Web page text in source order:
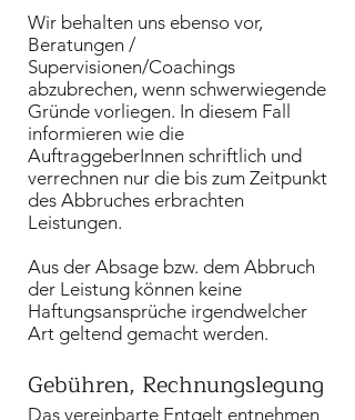
Wir behalten uns ebenso vor,
Beratungen /
Supervisionen/Coachings
abzubrechen, wenn schwerwiegende
Gründe vorliegen. In diesem Fall
informieren wie die
AuftraggeberInnen schriftlich und
verrechnen nur die bis zum Zeitpunkt
des Abbruches erbrachten
Leistungen.
Aus der Absage bzw. dem Abbruch
der Leistung können keine
Haftungsansprüche irgendwelcher
Art geltend gemacht werden.
Gebühren, Rechnungslegung
Das vereinbarte Entgelt entnehmen